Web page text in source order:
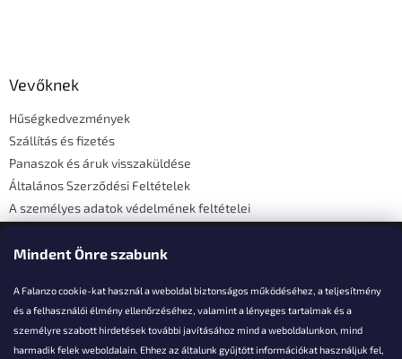
Mindent Önre szabunk
A Falanzo cookie-kat használ a weboldal biztonságos működéséhez, a teljesítmény
és a felhasználói élmény ellenőrzéséhez, valamint a lényeges tartalmak és a
személyre szabott hirdetések további javításához mind a weboldalunkon, mind
harmadik felek weboldalain. Ehhez az általunk gyűjtött információkat használjuk fel,
Vevőknek
Hűségkedvezmények
Szállítás és fizetés
Panaszok és áruk visszaküldése
Általános Szerződési Feltételek
A személyes adatok védelmének feltételei
Elérhetőségi adatok
Akarsz kérdezni valamit?